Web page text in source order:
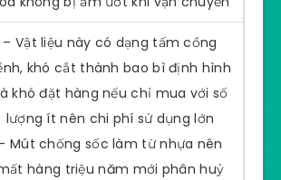
– Vật liệu này có dạng tấm cồng
khó cắt thành bao bì định hình
khó đặt hàng nếu chỉ mua với số
lượng ít nên chi phí sử dụng lớn
Mút chống sốc làm từ nhựa nên
hàng triệu năm mới phân huỷ